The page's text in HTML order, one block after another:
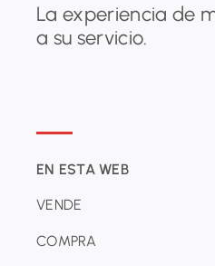
La experiencia de
a su servicio.
EN ESTA WEB
VENDE
COMPRA